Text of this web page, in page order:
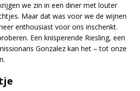
we zin in een diner met louter
Maar dat was voor we de wijnen
enthousiast voor ons inschenkt.
Een knisperende Riesling, een
Gonzalez kan het – tot onze